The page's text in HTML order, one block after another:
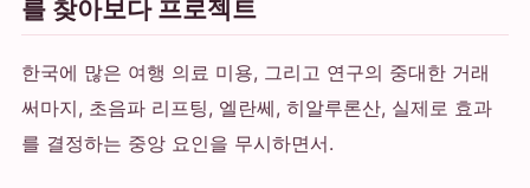
를 찾아보다 프로젝트
한국에 많은 여행 의료 미용, 그리고 연구의 중대한 거래
써마지, 초음파 리프팅, 엘란쎄, 히알루론산, 실제로 효과
를 결정하는 중앙 요인을 무시하면서.